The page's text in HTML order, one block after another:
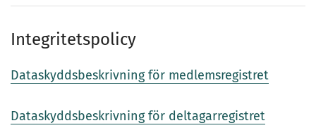
Integritetspolicy
Dataskyddsbeskrivning för medlemsregistret
Dataskyddsbeskrivning för deltagarregistret